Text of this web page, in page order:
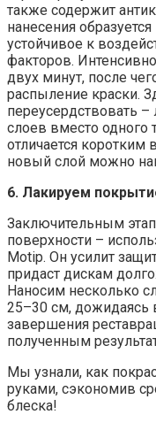
также содержит
нанесения
устойчивое к
факторов.
двух минут, после
распыление краски.
переусердствовать
слоев вместо одного
отличается
новый слой можно
6. Лакируем
Заключительным
поверхности –
Motip. Он усилит
придаст дискам
Наносим несколько
25–30 см, дожидаясь
завершения
полученным
Мы узнали, как
руками, сэкономив
блеска!